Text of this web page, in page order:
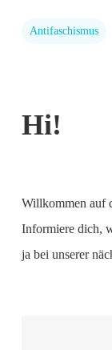
Antifaschismus
Hi!
Willkommen auf
Informiere dich,
ja bei unserer